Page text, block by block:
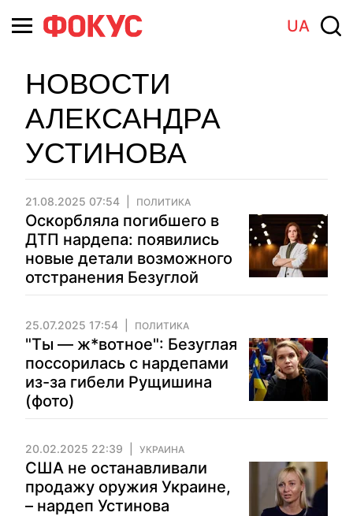
UA
НОВОСТИ
АЛЕКСАНДРА
УСТИНОВА
21.08.2025 07:54 ПОЛИТИКА
Оскорбляла погибшего в
ДТП нардепа: появились
новые детали возможного
отстранения Безуглой
25.07.2025 17:54 ПОЛИТИКА
"Ты — ж*вотное": Безуглая
поссорилась с нардепами
из-за гибели Рущишина
(фото)
20.02.2025 22:39 УКРАИНА
США не останавливали
продажу оружия Украине,
– нардеп Устинова